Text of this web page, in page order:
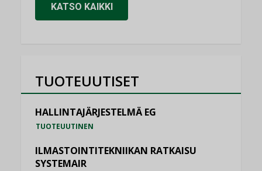
KATSO KAIKKI
TUOTEUUTISET
HALLINTAJÄRJESTELMÄ EG
TUOTEUUTINEN
ILMASTOINTITEKNIIKAN RATKAISU
SYSTEMAIR